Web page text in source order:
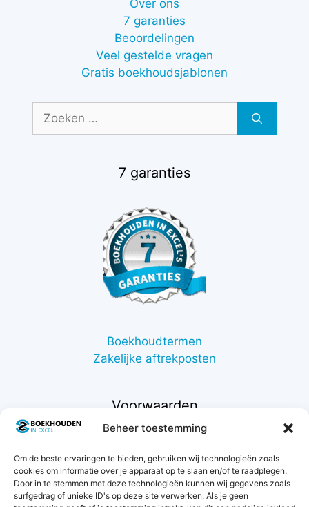
Beheer toestemming
Om de beste ervaringen te bieden, gebruiken wij technologieën zoals
cookies om informatie over je apparaat op te slaan en/of te raadplegen.
Door in te stemmen met deze technologieën kunnen wij gegevens zoals
surfgedrag of unieke ID's op deze site verwerken. Als je geen
Over ons
7 garanties
Beoordelingen
Veel gestelde vragen
Gratis boekhoudsjablonen
Zoek
7 garanties
Boekhoudtermen
Zakelijke aftrekposten
Voorwaarden
Support
Retourneren
Privacybeleid